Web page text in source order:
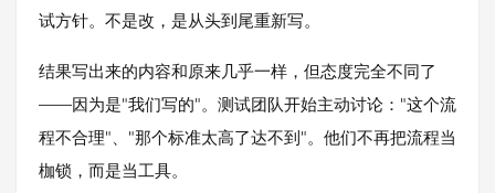
试方针。不是改，是从头到尾重新写。
结果写出来的内容和原来几乎一样，但态度完全不同了
——因为是"我们写的"。测试团队开始主动讨论："这个流
程不合理"、"那个标准太高了达不到"。他们不再把流程当
枷锁，而是当工具。